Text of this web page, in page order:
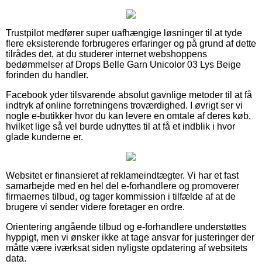
Trustpilot medfører super uafhængige løsninger til at tyde
flere eksisterende forbrugeres erfaringer og på grund af dette
tilrådes det, at du studerer internet webshoppens
bedømmelser af Drops Belle Garn Unicolor 03 Lys Beige
forinden du handler.
Facebook yder tilsvarende absolut gavnlige metoder til at få
indtryk af online forretningens troværdighed. I øvrigt ser vi
nogle e-butikker hvor du kan levere en omtale af deres køb,
hvilket lige så vel burde udnyttes til at få et indblik i hvor
glade kunderne er.
Websitet er finansieret af reklameindtægter. Vi har et fast
samarbejde med en hel del e-forhandlere og promoverer
firmaernes tilbud, og tager kommission i tilfælde af at de
brugere vi sender videre foretager en ordre.
Orientering angående tilbud og e-forhandlere understøttes
hyppigt, men vi ønsker ikke at tage ansvar for justeringer der
måtte være iværksat siden nyligste opdatering af websitets
data.